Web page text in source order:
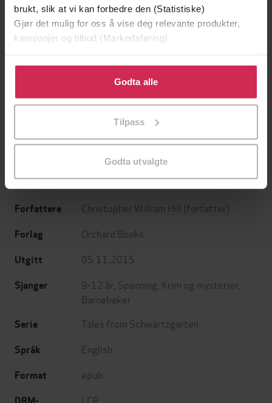
brukt, slik at vi kan forbedre den (Statistiske)
Gjør det mulig for oss å vise deg relevante produkter,
kampanjer og tilbud (Markedsføring)
Klikk på «Godta alle» for å gi oss ditt samtykke til å
bruke cookies for alle disse formålene. Du kan også
tilpasse ditt samtykke til spesifikke formål ved å klikke
Godta alle
Tilpass
Godta utvalgte
Jo Nesbø
Jørn Lier Horst
Undertittel Book 4
Forfattere Christopher William Hill (forfatter)
Forlag Orchard Books
Utgitt 05.11.2015
Sjanger 9-12 år Spenning Krim og mysterier
Barnebøker
Serie Tales from Schwartzgarten
Språk English
Format epub
LCP